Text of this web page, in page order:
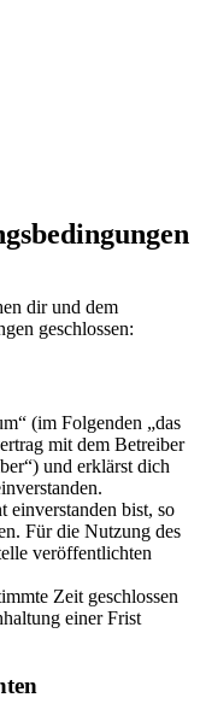
dir und dem
geschlossen:
(im Folgenden „das
mit dem Betreiber
und erklärst dich
einverstanden bist, so
Für die Nutzung des
veröffentlichten
Zeit geschlossen
einer Frist